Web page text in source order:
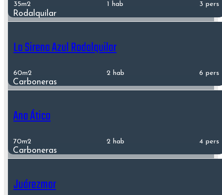
35m2 1 hab 3 pers
Rodalquilar
La Sirena Azul Rodalquilar
60m2 2 hab 6 pers
Carboneras
Ana Ático
70m2 2 hab 4 pers
Carboneras
Juárezmar